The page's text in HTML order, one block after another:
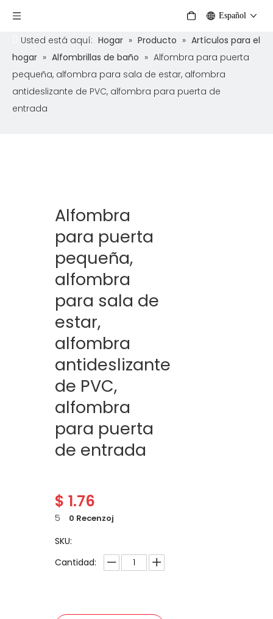
Español
Usted está aquí: Hogar » Producto » Artículos para el
hogar » Alfombrillas de baño » Alfombra para puerta
pequeña, alfombra para sala de estar, alfombra
antideslizante de PVC, alfombra para puerta de
entrada
Alfombra
para puerta
pequeña,
alfombra
para sala de
estar,
alfombra
antideslizante
de PVC,
alfombra
para puerta
de entrada
$ 1.76
5 0 Recenzoj
SKU:
Cantidad: